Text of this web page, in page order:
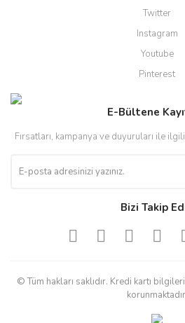
Twitter
Instagram
Youtube
Pinterest
E-Bültene
Fırsatları, kampanya ve duyuruları ile
Bizi Takip
© Tüm hakları saklıdır. Kredi kartı